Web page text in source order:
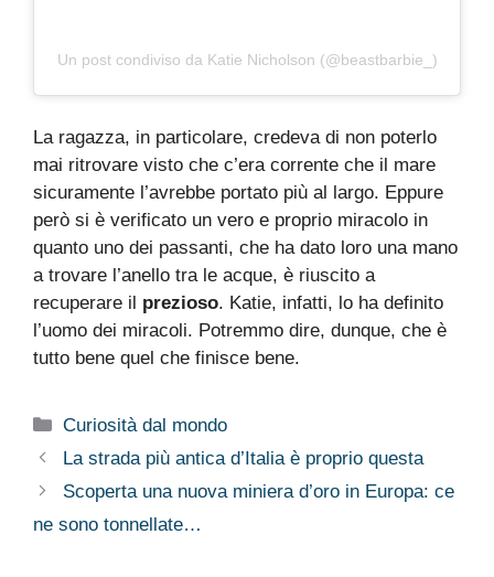
Un post condiviso da Katie Nicholson (@beastbarbie_)
La ragazza, in particolare, credeva di non poterlo
mai ritrovare visto che c’era corrente che il mare
sicuramente l’avrebbe portato più al largo. Eppure
però si è verificato un vero e proprio miracolo in
quanto uno dei passanti, che ha dato loro una mano
a trovare l’anello tra le acque, è riuscito a
recuperare il prezioso. Katie, infatti, lo ha definito
l’uomo dei miracoli. Potremmo dire, dunque, che è
tutto bene quel che finisce bene.
Categorie
Curiosità dal mondo
La strada più antica d’Italia è proprio questa
Scoperta una nuova miniera d’oro in Europa: ce
ne sono tonnellate…